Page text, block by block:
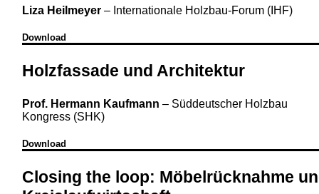
Liza Heilmeyer – Internationale Holzbau-Forum (IHF)
Download
Holzfassade und Architektur
Prof. Hermann Kaufmann – Süddeutscher Holzbau
Kongress (SHK)
Download
Closing the loop: Möbelrücknahme